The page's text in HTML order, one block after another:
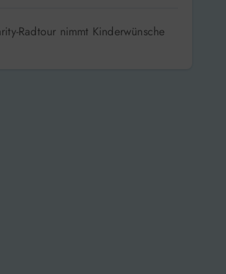
Radtour nimmt Kinderwünsche